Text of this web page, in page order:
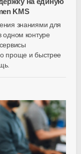
KMS
знаниями для
одном контуре
проще и быстрее